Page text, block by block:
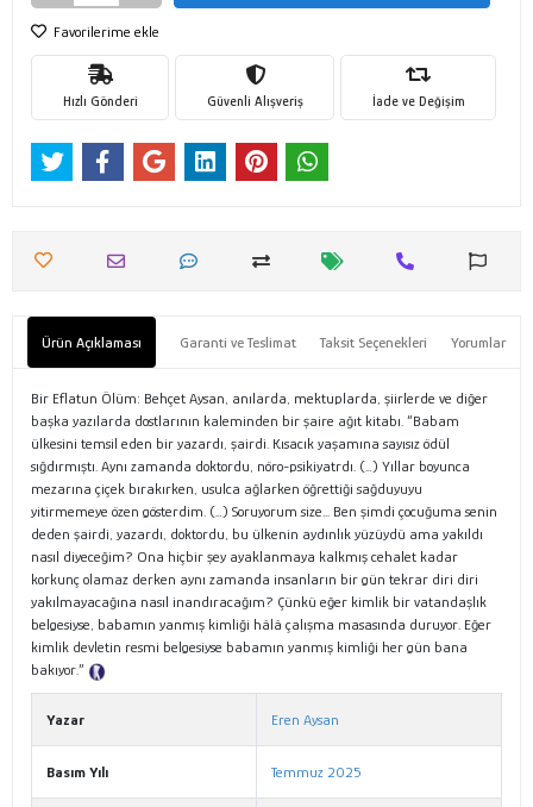
Favorilerime ekle
Hızlı Gönderi Güvenli Alışveriş İade ve Değişim
Ürün Açıklaması Garanti ve Teslimat Taksit Seçenekleri Yorumlar
Bir Eflatun Ölüm: Behçet Aysan, anılarda, mektuplarda, şiirlerde ve diğer
başka yazılarda dostlarının kaleminden bir şaire ağıt kitabı. “Babam
ülkesini temsil eden bir yazardı, şairdi. Kısacık yaşamına sayısız ödül
sığdırmıştı. Aynı zamanda doktordu, nöro-psikiyatrdı. (…) Yıllar boyunca
mezarına çiçek bırakırken, usulca ağlarken öğrettiği sağduyuyu
yitirmemeye özen gösterdim. (…) Soruyorum size... Ben şimdi çocuğuma senin
deden şairdi, yazardı, doktordu, bu ülkenin aydınlık yüzüydü ama yakıldı
nasıl diyeceğim? Ona hiçbir şey ayaklanmaya kalkmış cehalet kadar
korkunç olamaz derken aynı zamanda insanların bir gün tekrar diri diri
yakılmayacağına nasıl inandıracağım? Çünkü eğer kimlik bir vatandaşlık
belgesiyse, babamın yanmış kimliği hâlâ çalışma masasında duruyor. Eğer
kimlik devletin resmi belgesiyse babamın yanmış kimliği her gün bana
bakıyor.”
Yazar Eren Aysan
Basım Yılı Temmuz 2025